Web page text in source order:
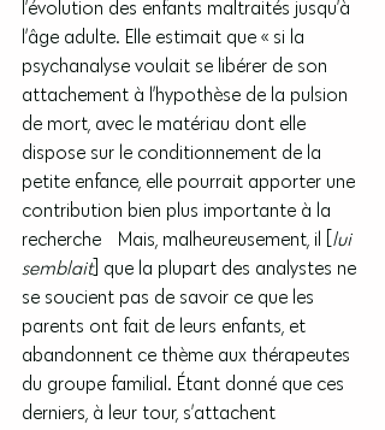
l’évolution des enfants maltraités jusqu’à
l’âge adulte. Elle estimait que « si la
psychanalyse voulait se libérer de son
attachement à l’hypothèse de la pulsion
de mort, avec le matériau dont elle
dispose sur le conditionnement de la
petite enfance, elle pourrait apporter une
contribution bien plus importante à la
recherche… Mais, malheureusement, il [ lui
semblait] que la plupart des analystes ne
se soucient pas de savoir ce que les
parents ont fait de leurs enfants, et
abandonnent ce thème aux thérapeutes
du groupe familial. Étant donné que ces
derniers, à leur tour, s’attachent